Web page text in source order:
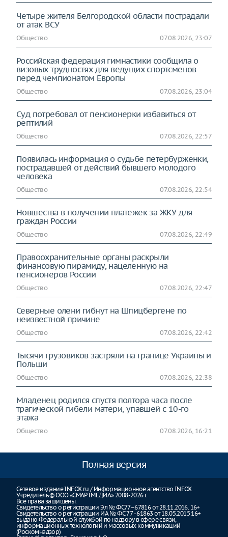
Четыре жителя Белгородской области пострадали
от атак ВСУ
Общество 07.08.2026, 23:07
Российская федерация гимнастики сообщила о
визовых трудностях для ведущих спортсменов
перед чемпионатом Европы
Общество 07.08.2026, 23:04
Суд потребовал от пенсионерки избавиться от
рептилий
Общество 07.08.2026, 22:57
Появилась информация о судьбе петербурженки,
пострадавшей от действий бывшего молодого
человека
Общество 07.08.2026, 22:54
Новшества в получении платежек за ЖКУ для
граждан России
Общество 07.08.2026, 22:49
Правоохранительные органы раскрыли
финансовую пирамиду, нацеленную на
пенсионеров России
Общество 07.08.2026, 22:47
Северные олени гибнут на Шпицбергене по
неизвестной причине
Общество 07.08.2026, 22:42
Тысячи грузовиков застряли на границе Украины и
Польши
Общество 07.08.2026, 22:38
Младенец родился спустя полтора часа после
трагической гибели матери, упавшей с 10-го
этажа
Общество 07.08.2026, 16:21
Полная версия
Сетевое издание INFOX.ru / Информационное агентство INFOX
Учредитель © ООО «СМАРТМЕДИА» 2008-2026 г.
Все права защищены.
Свидетельство о регистрации Эл № ФС77–67816 от 28.11.2016. 16+
Свидетельство о регистрации ИА № ФС 77 - 61863 от 18.05.2015 16+
выдано Федеральной службой по надзору в сфере связи,
информационных технологий и массовых коммуникаций
(Роскомнадзор)